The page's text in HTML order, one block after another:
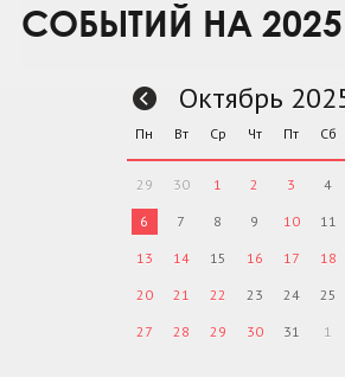
СОБЫТИЙ НА
Октябрь
Пн Вт Ср Чт Пт Сб
29 30 1 2 3 4
6 7 8 9 10 11
13 14 15 16 17 18
20 21 22 23 24 25
27 28 29 30 31 1